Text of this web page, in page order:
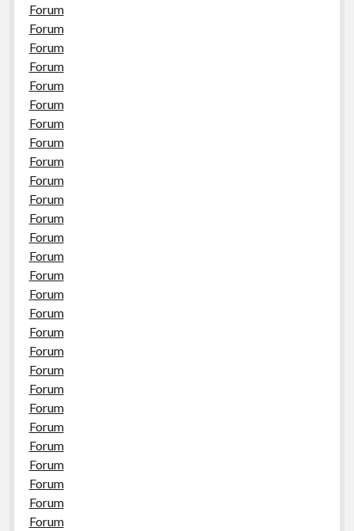
Forum
Forum
Forum
Forum
Forum
Forum
Forum
Forum
Forum
Forum
Forum
Forum
Forum
Forum
Forum
Forum
Forum
Forum
Forum
Forum
Forum
Forum
Forum
Forum
Forum
Forum
Forum
Forum